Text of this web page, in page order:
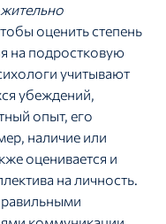
оценить степень
на подростковую
учитывают
убеждений,
опыт, его
наличие или
оценивается и
на личность.